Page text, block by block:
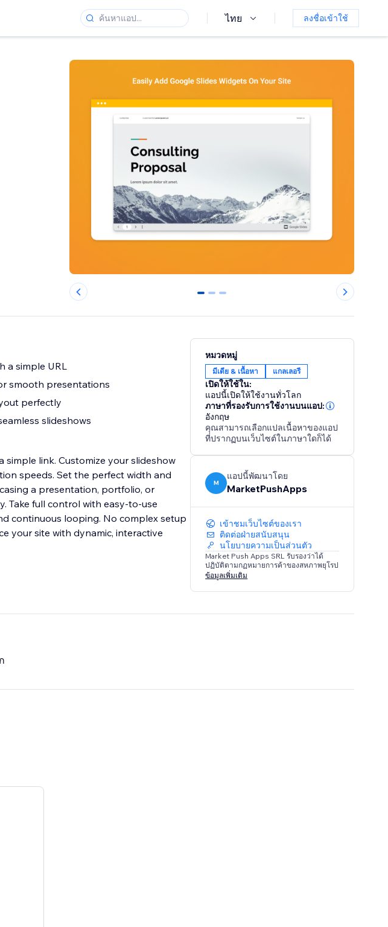
ไทย ลงชื่อเข้าใช้
0 1 2
a simple URL
smooth presentations
perfectly
slideshows
link. Customize your slideshow
speeds. Set the perfect width and
a presentation, portfolio, or
Take full control with easy-to-use
continuous looping. No complex setup
your site with dynamic, interactive
หมวดหมู่
มีเดีย & เนื้อหา แกลเลอรี
เปิดให้ใช้ใน:
แอปนี้เปิดให้ใช้งานทั่วโลก
ภาษาที่รองรับการใช้งานบนแอป:
อังกฤษ
คุณสามารถเลือกแปลเนื้อหาของแอป
ที่ปรากฏบนเว็บไซต์ในภาษาใดก็ได้
M
แอปนี้พัฒนาโดย
MarketPushApps
เข้าชมเว็บไซต์ของเรา
ติดต่อฝ่ายสนับสนุน
นโยบายความเป็นส่วนตัว
Market Push Apps SRL รับรองว่าได้
ปฏิบัติตามกฏหมายการค้าของสหภาพยุโรป
ข้อมูลเพิ่มเติม